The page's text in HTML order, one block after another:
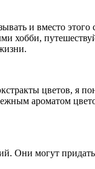
и вместо этого
хобби,
цветов, я
ароматом
Они могут